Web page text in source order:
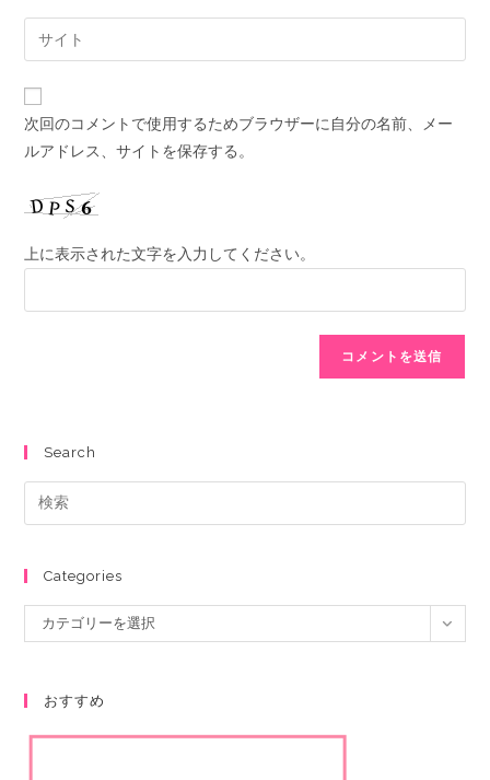
次回のコメントで使用するためブラウザーに自分の名前、メー
ルアドレス、サイトを保存する。
上に表示された文字を入力してください。
Search
Categories
カテゴリーを選択
おすすめ